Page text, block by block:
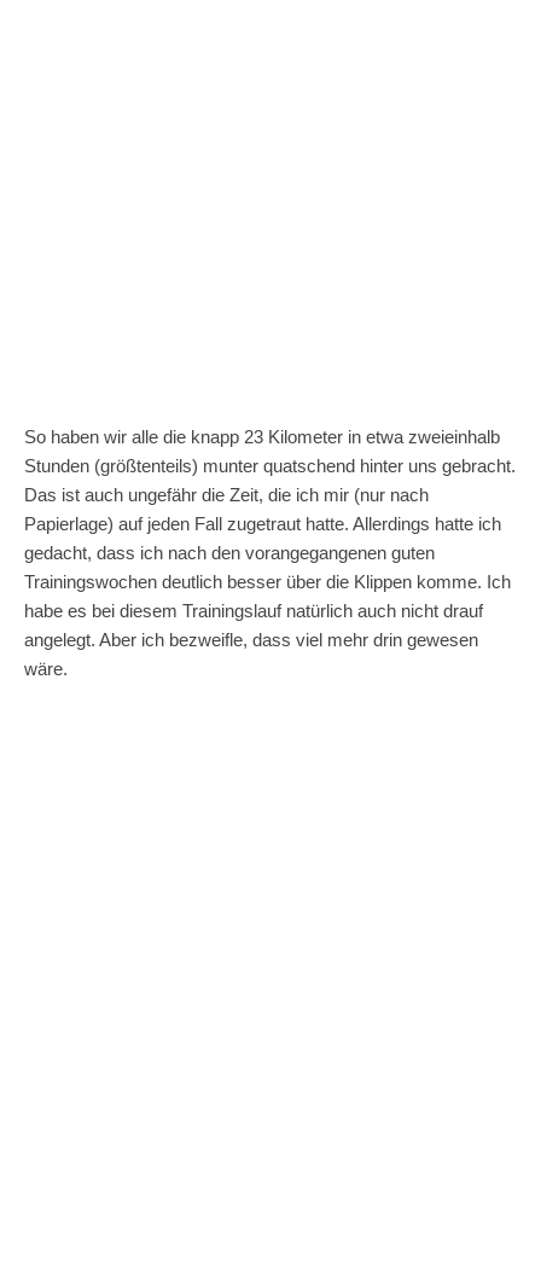
So haben wir alle die knapp 23 Kilometer in etwa zweieinhalb
Stunden (größtenteils) munter quatschend hinter uns gebracht.
Das ist auch ungefähr die Zeit, die ich mir (nur nach
Papierlage) auf jeden Fall zugetraut hatte. Allerdings hatte ich
gedacht, dass ich nach den vorangegangenen guten
Trainingswochen deutlich besser über die Klippen komme. Ich
habe es bei diesem Trainingslauf natürlich auch nicht drauf
angelegt. Aber ich bezweifle, dass viel mehr drin gewesen
wäre.